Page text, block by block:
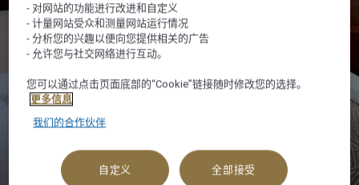
- 对网站的功能进行改进和自定义
- 计量网站受众和测量网站运行情况
- 分析您的兴趣以便向您提供相关的广告
- 允许您与社交网络进行互动。
您可以通过点击页面底部的“Cookie”链接随时修改您的选择。
更多信息
我们的合作伙伴
自定义 全部接受